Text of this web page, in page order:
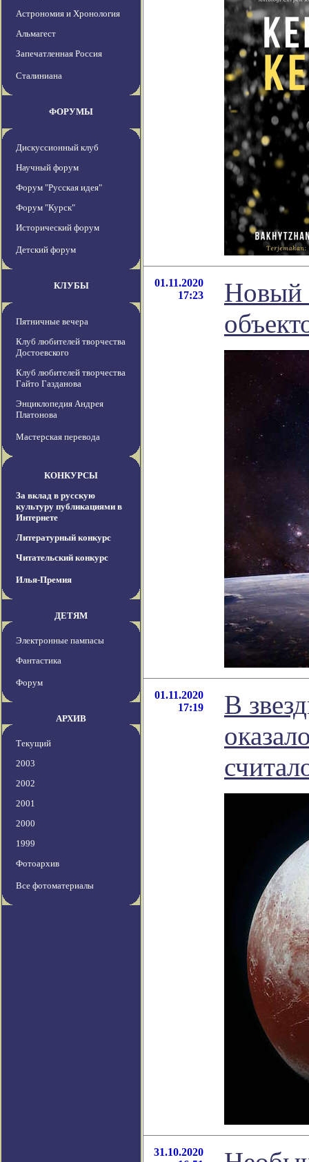
Астрономия и Хронология
Альмагест
Запечатленная Россия
Сталиниана
ФОРУМЫ
Дискуссионный клуб
Научный форум
Форум "Русская идея"
Форум "Курск"
Исторический форум
Детский форум
КЛУБЫ
Пятничные вечера
Клуб любителей творчества
Достоевского
Клуб любителей творчества
Гайто Газданова
Энциклопедия Андрея
Платонова
Мастерская перевода
КОНКУРСЫ
За вклад в русскую
культуру публикациями в
Интернете
Литературный конкурс
Читательский конкурс
Илья-Премия
ДЕТЯМ
Электронные пампасы
Фантастика
Форум
АРХИВ
Текущий
2003
2002
2001
2000
1999
Фотоархив
Все фотоматериалы
01.11.2020
17:23
Новый
01.11.2020
17:19
В
31.10.2020